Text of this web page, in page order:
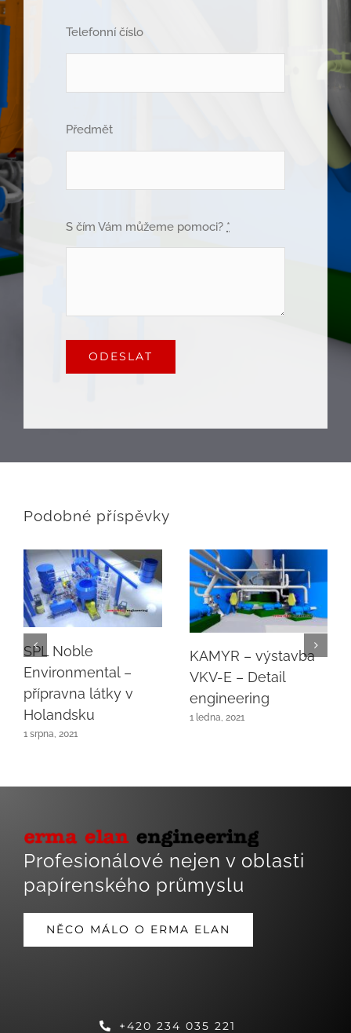
Telefonní číslo
Předmět
S čím Vám můžeme pomoci? *
ODESLAT
Podobné příspěvky
SPL Noble
Environmental –
přípravna látky v
Holandsku
1 srpna, 2021
KAMYR – výstavba
VKV-E – Detail
engineering
1 ledna, 2021
Domů
Historie
Profesionálové nejen v oblasti
papírenského průmyslu
NĚCO MÁLO O ERMA ELAN
+420 234 035 221